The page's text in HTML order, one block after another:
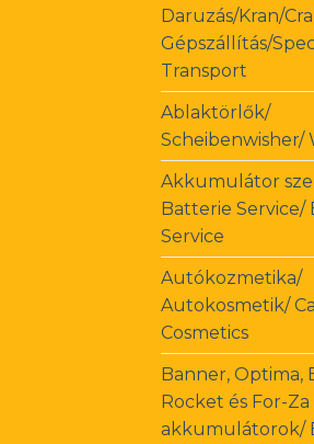
Daruzás/Kran/
Gépszállítás/
Transport
Ablaktörlők/
Scheibenwisher/
Akkumulátor
Batterie Service/
Service
Autókozmetika/
Autokosmetik/
Cosmetics
Banner, Optima,
Rocket és For-Za
akkumulátorok/